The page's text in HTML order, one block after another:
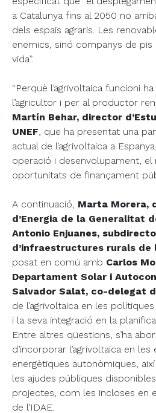
a Catalunya fins al 2050 no
dels espais agraris. Les
enemics, sinó companys de
vida”.
“Perquè l’agrivoltaica funcioni
l’agricultor i per al productor
Martín Behar, director
UNEF, que ha presentat una
actual de l’agrivoltaica a
operació i desenvolupament, el
oportunitats de finançament
A continuació, Marta Morera,
d’Energia de la Generalitat
Antonio Enjuanes,
d’infraestructures rurals de
posat en comú amb Carlos
Departament Solar i
Salvador Salat, co-delegat
de l’agrivoltaica en les
i la seva integració en la
Entre altres qüestions, s’ha
d’incorporar l’agrivoltaica en les
energètiques autonòmiques,
les ajudes públiques
projectes, com les incloses en
de l’IDAE.